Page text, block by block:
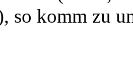
so komm zu